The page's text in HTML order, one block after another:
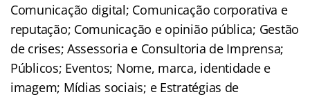
Comunicação digital; Comunicação corporativa e
reputação; Comunicação e opinião pública; Gestão
de crises; Assessoria e Consultoria de Imprensa;
Públicos; Eventos; Nome, marca, identidade e
imagem; Mídias sociais; e Estratégias de